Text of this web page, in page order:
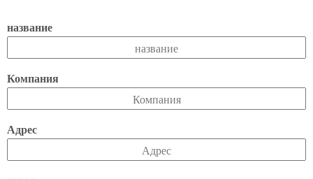
название
Компания
Адрес